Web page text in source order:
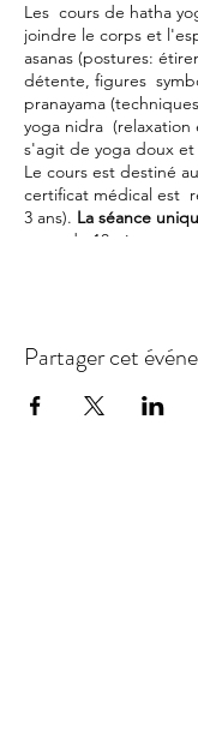
Les cours de hatha
joindre le corps et
asanas (postures:
détente, figures
pranayama
yoga nidra (relaxation
s'agit de yoga doux
Le cours est destiné
certificat médical est
3 ans). La séance
carte de 10 séances
Partager cet